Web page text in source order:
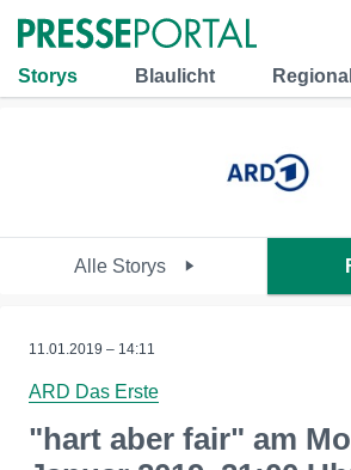
Storys Blaulicht Regional
Alle Storys
11.01.2019 – 14:11
ARD Das Erste
"hart aber fair" am